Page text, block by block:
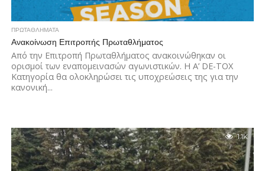
ΠΡΩΤΑΘΛΉΜΑΤΑ
Ανακοίνωση Επιτροπής Πρωταθλήματος
Από την Επιτροπή Πρωταθλήματος ανακοινώθηκαν οι
ορισμοί των εναπομεινασών αγωνιστικών. Η Α’ DE-TOX
Κατηγορία θα ολοκληρώσει τις υποχρεώσεις της για την
κανονική...
1.1K